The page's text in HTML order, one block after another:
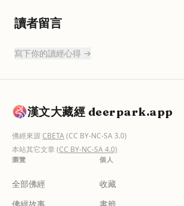
讀者留言
寫下你的讀經心得 →
漢文大藏經 deerpark.app
佛經來源CBETA(CC BY-NC-SA 3.0)
本站其它文章(CC BY-NC-SA 4.0)
瀏覽
全部佛經
個人
收藏